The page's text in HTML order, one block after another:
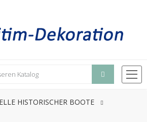
HISTORISCHER BOOTE